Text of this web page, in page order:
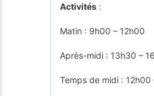
Activités :
Matin : 9h00 – 12h00
Après-midi : 13h30 –
Temps de midi :